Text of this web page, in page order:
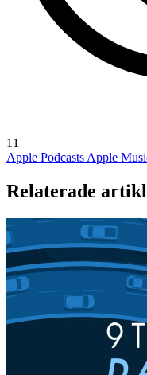
11
Apple Podcasts Apple
Relaterade